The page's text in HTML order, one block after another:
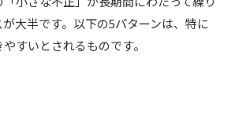
大半です。以下の5パターンは、特に
すいとされるものです。